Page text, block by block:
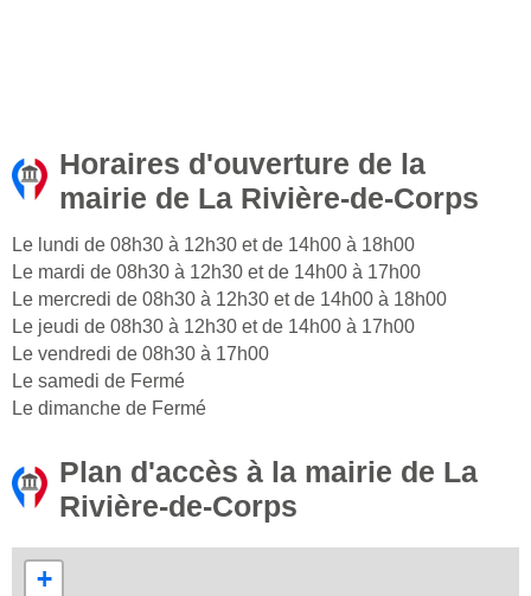
Horaires d'ouverture de la
mairie de La Rivière-de-Corps
Le lundi de 08h30 à 12h30 et de 14h00 à 18h00
Le mardi de 08h30 à 12h30 et de 14h00 à 17h00
Le mercredi de 08h30 à 12h30 et de 14h00 à 18h00
Le jeudi de 08h30 à 12h30 et de 14h00 à 17h00
Le vendredi de 08h30 à 17h00
Le samedi de Fermé
Le dimanche de Fermé
Plan d'accès à la mairie de La
Rivière-de-Corps
+